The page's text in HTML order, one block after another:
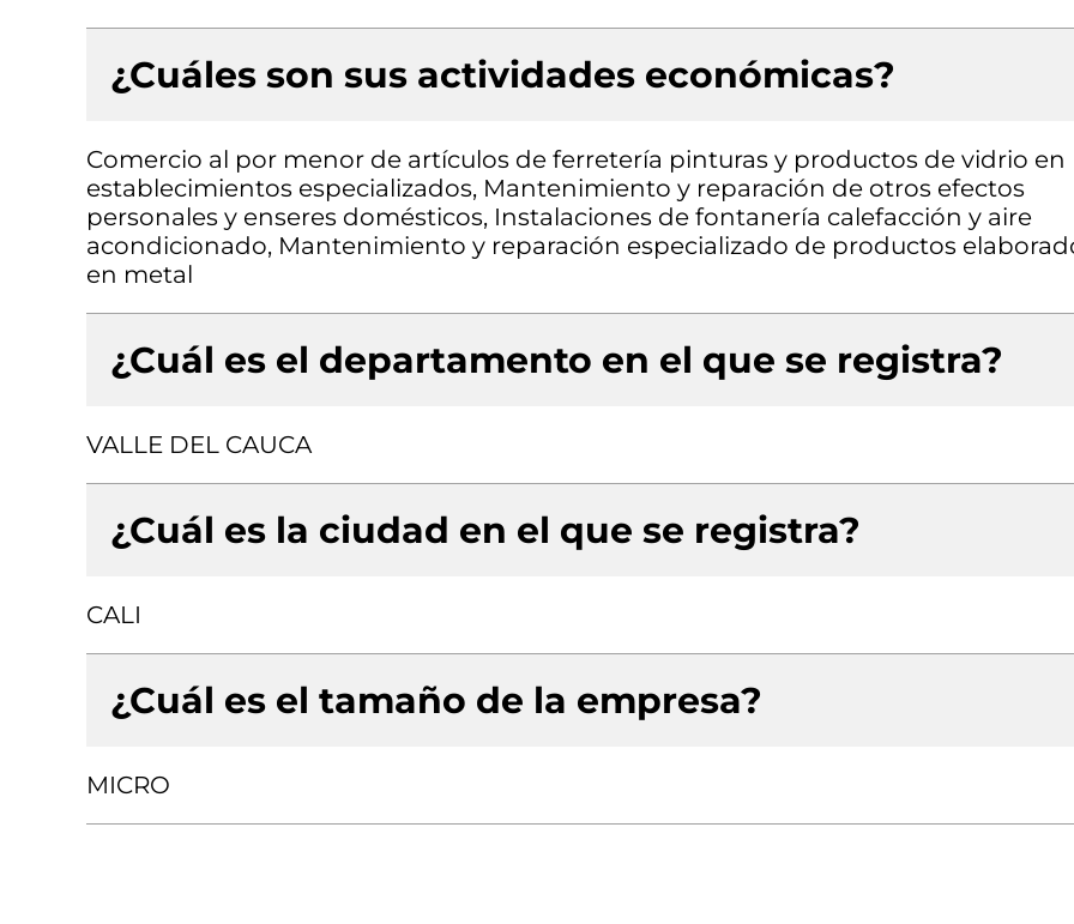
¿Cuáles son sus actividades económicas?
Comercio al por menor de artículos de ferretería pinturas y productos de vidrio en
establecimientos especializados, Mantenimiento y reparación de otros efectos
personales y enseres domésticos, Instalaciones de fontanería calefacción y aire
acondicionado, Mantenimiento y reparación especializado de productos
en metal
¿Cuál es el departamento en el que se registra?
VALLE DEL CAUCA
¿Cuál es la ciudad en el que se registra?
CALI
¿Cuál es el tamaño de la empresa?
MICRO